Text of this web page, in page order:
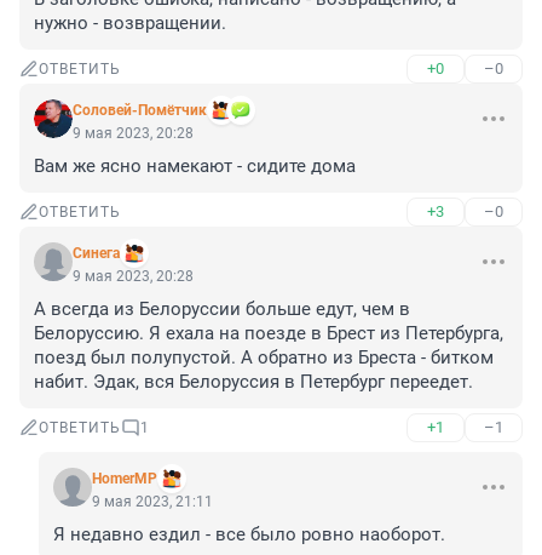
нужно - возвращении.
ОТВЕТИТЬ +0 –0
Соловей-Помётчик
9 мая 2023, 20:28
Вам же ясно намекают - сидите дома
ОТВЕТИТЬ +3 –0
Синега
9 мая 2023, 20:28
А всегда из Белоруссии больше едут, чем в
Белоруссию. Я ехала на поезде в Брест из Петербурга,
поезд был полупустой. А обратно из Бреста - битком
набит. Эдак, вся Белоруссия в Петербург переедет.
ОТВЕТИТЬ 1 +1 –1
HomerMP
9 мая 2023, 21:11
Я недавно ездил - все было ровно наоборот.